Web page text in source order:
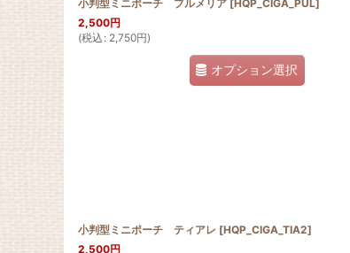
小判型ミニポーチ プルメリア [HQP_CIGA_PUL]
2,500円
(税込 : 2,750円)
オプション選択
小判型ミニポーチ ティアレ [HQP_CIGA_TIA2]
2,500円